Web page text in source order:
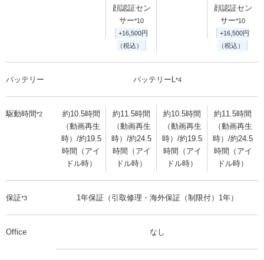
顔認証セン
サー*10
+16,500円
（税込）
顔認証セン
サー*10
+16,500円
（税込）
バッテリー バッテリーL*4
駆動時間*2
約10.5時間
（動画再生
時）/約19.5
時間（アイ
ドル時）
約11.5時間
（動画再生
時）/約24.5
時間（アイ
ドル時）
約10.5時間
（動画再生
時）/約19.5
時間（アイ
ドル時）
約11.5時間
（動画再生
時）/約24.5
時間（アイ
ドル時）
保証*3 1年保証（引取修理・海外保証（制限付）1年）
Office なし